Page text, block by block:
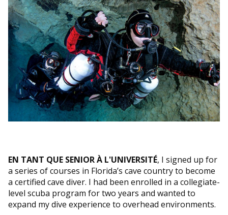
EN TANT QUE SENIOR À L'UNIVERSITÉ, I signed up for
a series of courses in Florida’s cave country to become
a certified cave diver. I had been enrolled in a collegiate-
level scuba program for two years and wanted to
expand my dive experience to overhead environments.